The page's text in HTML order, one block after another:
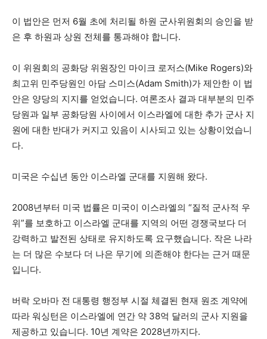
이 법안은 먼저 6월 초에 처리될 하원 군사위원회의 승인을 받
은 후 하원과 상원 전체를 통과해야 합니다.
이 위원회의 공화당 위원장인 마이크 로저스(Mike Rogers)와
최고위 민주당원인 아담 스미스(Adam Smith)가 제안한 이 법
안은 양당의 지지를 얻었습니다. 여론조사 결과 대부분의 민주
당원과 일부 공화당원 사이에서 이스라엘에 대한 추가 군사 지
원에 대한 반대가 커지고 있음이 시사되고 있는 상황이었습니
다.
미국은 수십년 동안 이스라엘 군대를 지원해 왔다.
2008년부터 미국 법률은 미국이 이스라엘의 “질적 군사적 우
위”를 보호하고 이스라엘 군대를 지역의 어떤 경쟁국보다 더
강력하고 발전된 상태로 유지하도록 요구했습니다. 작은 나라
는 더 많은 수보다 더 나은 무기에 의존해야 한다는 근거 때문
입니다.
버락 오바마 전 대통령 행정부 시절 체결된 현재 원조 계약에
따라 워싱턴은 이스라엘에 연간 약 38억 달러의 군사 지원을
제공하고 있습니다. 10년 계약은 2028년까지다.